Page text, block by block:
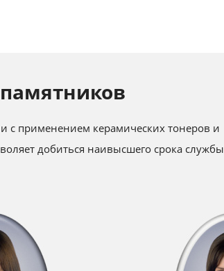
применением керамических тонеров и
добиться наивысшего срока службы